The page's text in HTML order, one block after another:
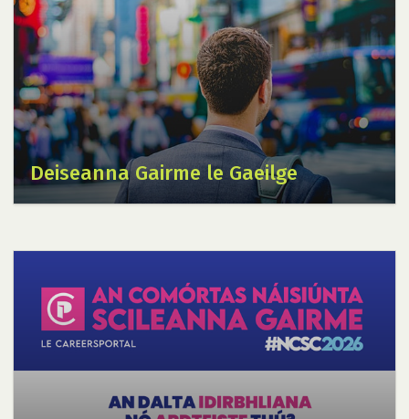
Deiseanna Gairme le Gaeilge